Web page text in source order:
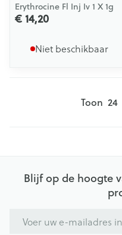
Erythrocine Fl Inj Iv 1 X 1g
€ 14,20
Niet beschikbaar
Toon
Blijf op de hoogte